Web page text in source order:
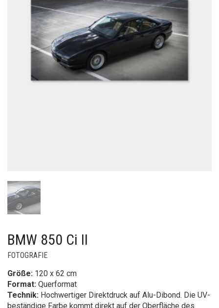
BMW 850 Ci II
FOTOGRAFIE
Größe: 120 x 62 cm
Format: Querformat
Technik: Hochwertiger Direktdruck auf Alu-Dibond. Die UV-
beständige Farbe kommt direkt auf der Oberfläche des